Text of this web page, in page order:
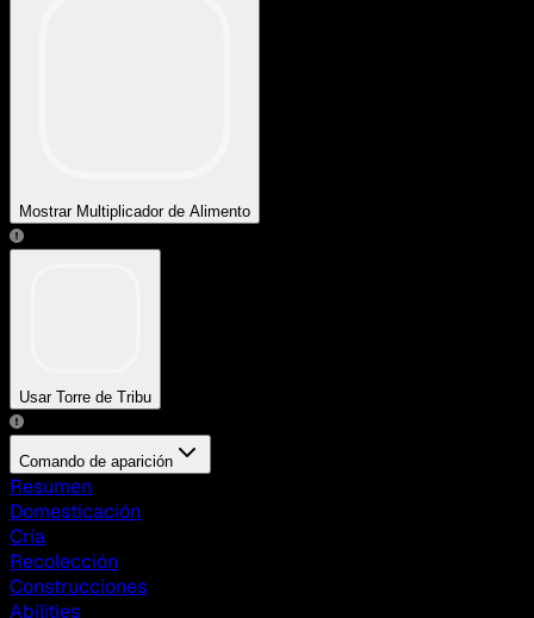
Mostrar Multiplicador de Alimento
Usar Torre de Tribu
Comando de aparición
Resumen
Domesticación
Cría
Recolección
Construcciones
Abilities